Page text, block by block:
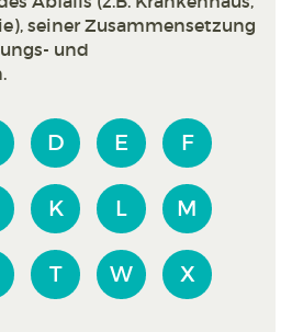
seiner Zusammensetzung
und
D E F
K L M
T W X